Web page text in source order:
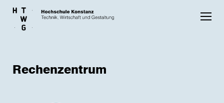
Skip to main content
Rechenzentrum